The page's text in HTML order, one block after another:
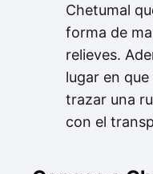
Chetumal
forma de
relieves.
lugar en
trazar una
con el